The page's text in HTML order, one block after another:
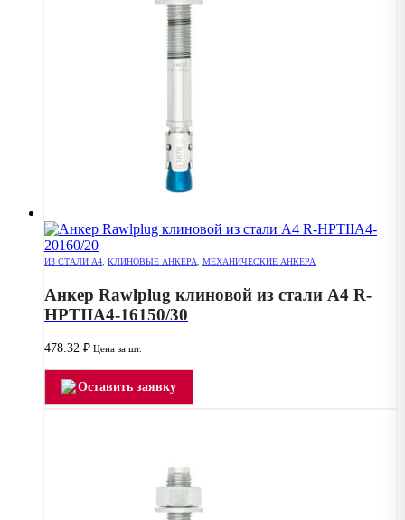
ИЗ СТАЛИ А4 КЛИНОВЫЕ АНКЕРА МЕХАНИЧЕСКИЕ АНКЕРА
Анкер Rawlplug клиновой из стали А4 R-
HPTIIA4-16150/30
478.32 ₽ Цена за шт.
Оставить заявку